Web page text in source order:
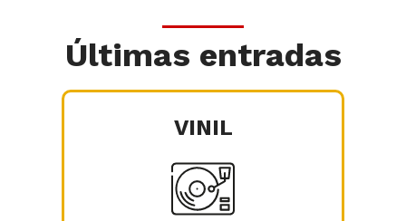
Últimas entradas
VINIL